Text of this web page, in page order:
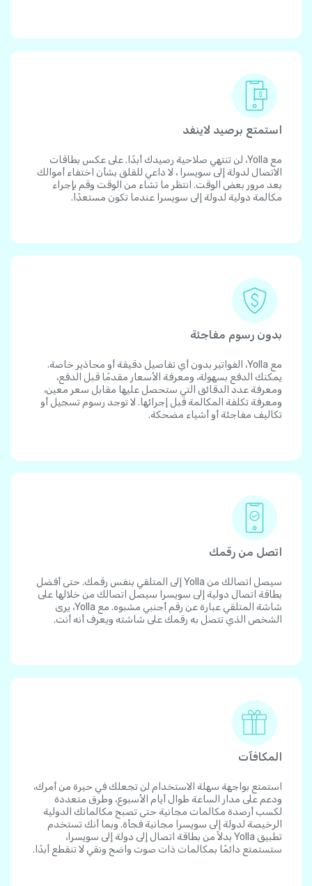
استمتع برصيد لاينفد
مع Yolla، لن تنتهي صلاحية رصيدك أبدًا. على عكس بطاقات
الاتصال لدولة إلى سويسرا ، لا داعي للقلق بشأن اختفاء أموالك
بعد مرور بعض الوقت. انتظر ما تشاء من الوقت وقم بإجراء
مكالمة دولية لدولة إلى سويسرا عندما تكون مستعدًا.
بدون رسوم مفاجئة
مع Yolla، الفواتير بدون أي تفاصيل دقيقة أو محاذير خاصة.
يمكنك الدفع بسهولة، ومعرفة الأسعار مقدمًا قبل الدفع،
ومعرفة عدد الدقائق التي ستحصل عليها مقابل سعر معين،
ومعرفة تكلفة المكالمة قبل إجرائها. لا توجد رسوم تسجيل أو
تكاليف مفاجئة أو أشياء مضحكة.
اتصل من رقمك
سيصل اتصالك من Yolla إلى المتلقي بنفس رقمك. حتى أفضل
بطاقة اتصال دولية إلى سويسرا سيصل اتصالك من خلالها على
شاشة المتلقي عبارة عن رقم أجنبي مشبوه. مع Yolla، يرى
الشخص الذي تتصل به رقمك على شاشته ويعرف أنه أنت.
المكافآت
استمتع بواجهة سهلة الاستخدام لن تجعلك في حيرة من أمرك،
ودعم على مدار الساعة طوال أيام الأسبوع، وطرق متعددة
لكسب أرصدة مكالمات مجانية حتى تصبح مكالماتك الدولية
الرخيصة لدولة إلى سويسرا مجانية فجأة. وبما أنك تستخدم
تطبيق Yolla بدلاً من بطاقة اتصال إلى دولة إلى سويسرا،
ستستمتع دائمًا بمكالمات ذات صوت واضح ونقي لا تنقطع أبدًا.